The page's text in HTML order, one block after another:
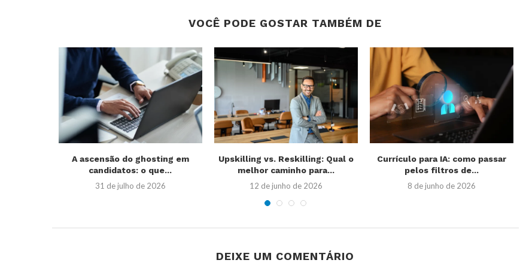
VOCÊ PODE GOSTAR TAMBÉM DE
A ascensão do ghosting em
candidatos: o que...
31 de julho de 2026
Upskilling vs. Reskilling: Qual o
melhor caminho para...
12 de junho de 2026
Currículo para IA: como passar
pelos filtros de...
8 de junho de 2026
DEIXE UM COMENTÁRIO